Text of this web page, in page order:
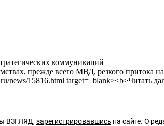
коммуникаций
прежде всего МВД, резкого притока
news/15816.html target=_blank><b>Читать
ВЗГЛЯД, зарегистрировавшись на сайте. О